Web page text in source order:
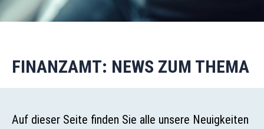
FINANZAMT: NEWS ZUM THEMA
Auf dieser Seite finden Sie alle unsere Neuigkeiten